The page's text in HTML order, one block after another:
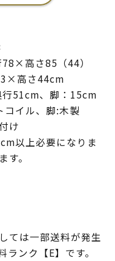
高さ85（44）
高さ44cm
51cm、脚：15cm
コイル、脚:木製
け
以上必要になりま
。
ては一部送料が発生
ンク【E】です。